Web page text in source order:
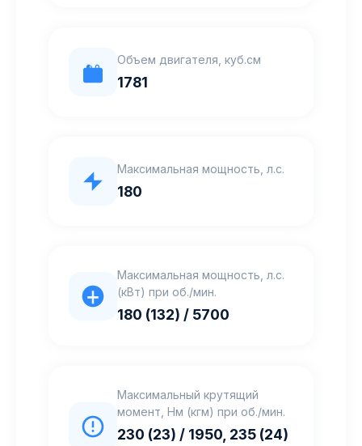
Объем двигателя, куб.см
1781
Максимальная мощность, л.с.
180
Максимальная мощность, л.с.
(кВт) при об./мин.
180 (132) / 5700
Максимальный крутящий
момент, Нм (кгм) при об./мин.
230 (23) / 1950, 235 (24)